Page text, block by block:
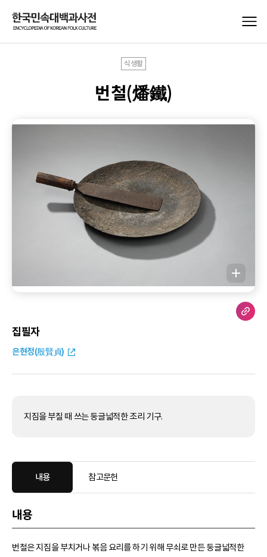
식생활
번철(燔鐵)
집필자
은현정(殷賢貞)
지짐을 부칠 때 쓰는 둥글넓적한 조리 기구.
내용 참고문헌
내용
번철은 지짐을 부치거나 볶음 요리를 하기 위해 무쇠로 만든 둥글넓적한